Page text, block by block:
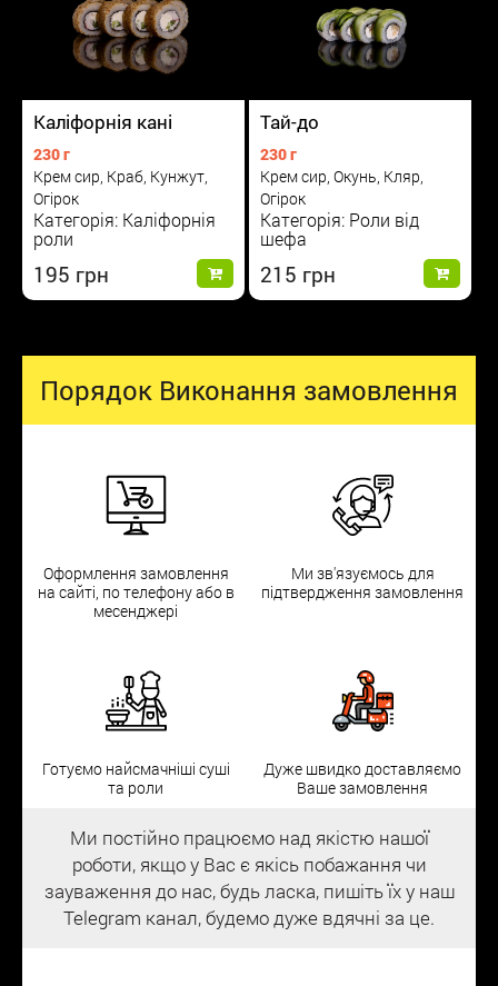
Каліфорнія кані
230 г
Крем сир, Краб, Кунжут,
Огірок
Категорія: Каліфорнія
роли
195
Тай-до
230 г
Крем сир, Окунь, Кляр,
Огірок
Категорія: Роли від
шефа
215
Порядок Виконання замовлення
Оформлення замовлення
на сайті, по телефону або в
месенджері
Ми зв'язуємось для
підтвердження замовлення
Готуємо найсмачніші суші
та роли
Дуже швидко доставляємо
Ваше замовлення
Ми постійно працюємо над якістю нашої
роботи, якщо у Вас є якісь побажання чи
зауваження до нас, будь ласка, пишіть їх у наш
Telegram канал, будемо дуже вдячні за це.